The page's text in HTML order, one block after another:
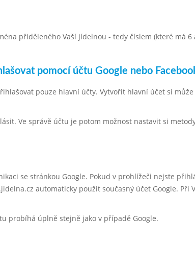
přiděleného Vaší jídelnou - tedy číslem (které má
pomocí účtu Google nebo
pouze hlavní účty. Vytvořit hlavní účet si
Ve správě účtu je potom možnost nastavit si
se stránkou Google. Pokud v prohlížeči nejste
automaticky použit současný účet Google.
probíhá úplně stejně jako v případě Google.